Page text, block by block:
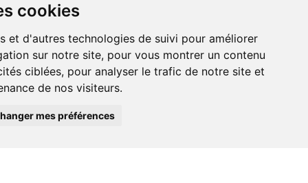
cookies
et d'autres technologies de suivi pour améliorer
sur notre site, pour vous montrer un contenu
ciblées, pour analyser le trafic de notre site et
de nos visiteurs.
mes préférences
Jeanne d' Harcourt, 80300 Albert.
ordonnance.
et iPod touch), ou sur Google Play (pour Androïd 5.0 ou version
Bancontact, PayPal.
beauté et bien-être ainsi que différents services : suivi personnalisé,
la peau, des cheveux...), mesure de la glycémie, perruques.
Pharmactiv réunit près de 1500 adhérents pharmaciens autour d' un
médical sous sa marque BetterLife.